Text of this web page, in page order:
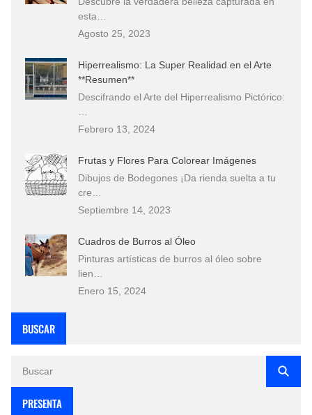
esta…
Agosto 25, 2023
Hiperrealismo: La Super Realidad en el Arte
**Resumen**
Descifrando el Arte del Hiperrealismo Pictórico:
Febrero 13, 2024
Frutas y Flores Para Colorear Imágenes
Dibujos de Bodegones ¡Da rienda suelta a tu
cre…
Septiembre 14, 2023
Cuadros de Burros al Óleo
Pinturas artísticas de burros al óleo sobre
lien…
Enero 15, 2024
BUSCAR
PRESENTA